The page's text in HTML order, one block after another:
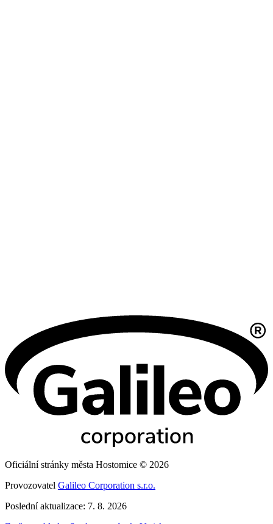
Oficiální stránky města Hostomice © 2026
Provozovatel Galileo Corporation s.r.o.
Poslední aktualizace: 7. 8. 2026